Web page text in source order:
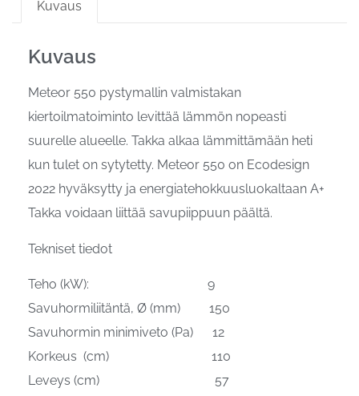
Kuvaus
Kuvaus
Meteor 550 pystymallin valmistakan
kiertoilmatoiminto levittää lämmön nopeasti
suurelle alueelle. Takka alkaa lämmittämään heti
kun tulet on sytytetty. Meteor 550 on Ecodesign
2022 hyväksytty ja energiatehokkuusluokaltaan A+
Takka voidaan liittää savupiippuun päältä.
Tekniset tiedot
Teho (kW): 9
Savuhormiliitäntä, Ø (mm) 150
Savuhormin minimiveto (Pa) 12
Korkeus (cm) 110
Leveys (cm) 57